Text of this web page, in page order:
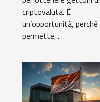
criptovaluta. È
un’opportunità, perché
permette,...